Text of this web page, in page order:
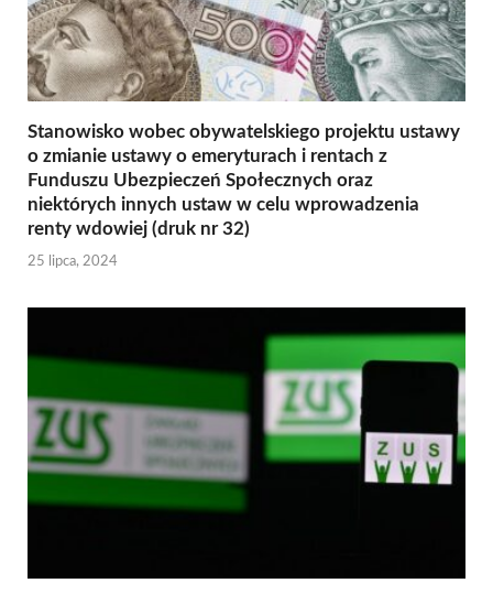
Stanowisko wobec obywatelskiego projektu ustawy
o zmianie ustawy o emeryturach i rentach z
Funduszu Ubezpieczeń Społecznych oraz
niektórych innych ustaw w celu wprowadzenia
renty wdowiej (druk nr 32)
25 lipca, 2024